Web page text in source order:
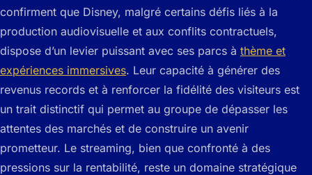
confirment que Disney, malgré certains défis liés à la
production audiovisuelle et aux conflits contractuels,
dispose d’un levier puissant avec ses parcs à thème et
expériences immersives. Leur capacité à générer des
revenus records et à renforcer la fidélité des visiteurs est
un trait distinctif qui permet au groupe de dépasser les
attentes des marchés et de construire un avenir
prometteur. Le streaming, bien que confronté à des
pressions sur la rentabilité, reste un domaine stratégique